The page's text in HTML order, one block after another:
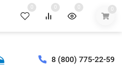
0 0 0 0
8 (800) 775-22-59